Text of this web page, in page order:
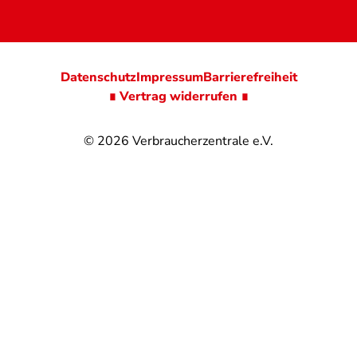
© 2026 Verbraucherzentrale e.V.
DatenschutzImpressumBarrierefreiheit
∎ Vertrag widerrufen ∎